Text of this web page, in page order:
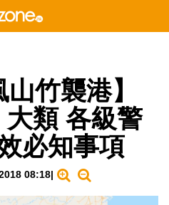
山竹襲港】
類 各級警
必知事項
08:18|